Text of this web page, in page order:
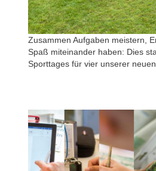
Zusammen Aufgaben meistern,
Spaß miteinander haben: Dies
Sporttages für vier unserer